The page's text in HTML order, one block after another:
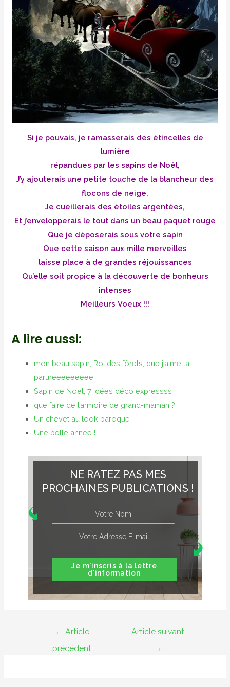
Si je pouvais, je ramasserais des étincelles de
lumière
répandues par les sapins de Noël,
J’y ajouterais une petite touche de la blancheur des
flocons de neige,
Je cueillerais des étoiles argentées,
Et j’envelopperais le tout dans un beau paquet rouge
Que je déposerais sous votre sapin
Que cette saison aux mille merveilles
laisse place à de grandes réjouissances
Qu’elle soit propice à la découverte de bonheurs
intenses
Meilleurs Voeux !!!
A lire aussi:
mon beau sapin, Roi des fôrets, que j’aime ta
parureeeeeeeee
Sapin de Noël, 7 idées déco expressss !
que faire de l’armoire de grand-maman ?
Un chevet au look baroque
Une belle année !
NE RATEZ PAS MES
PROCHAINES PUBLICATIONS !
Je m'inscris à la lettre
d'information
Navigation
← Article
précédent
Article suivant
→